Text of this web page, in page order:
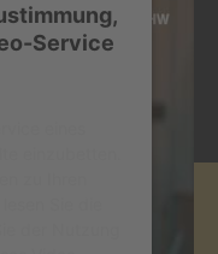
Service
wertschätzende
gehört zu den